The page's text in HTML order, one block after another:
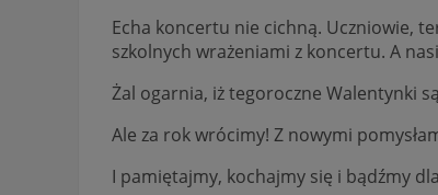
Echa koncertu nie cichną. Uczniowie,
szkolnych wrażeniami z koncertu. A
Żal ogarnia, iż tegoroczne Walentynki
Ale za rok wrócimy! Z nowymi
I pamiętajmy, kochajmy się i bądźmy